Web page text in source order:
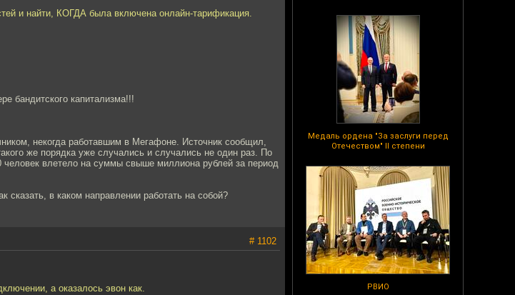
Медаль ордена "За заслуги перед
Отечеством" II степени
РВИО
и найти, КОГДА была включена онлайн-тарификация.
бандитского капитализма!!!
некогда работавшим в Мегафоне. Источник сообщил,
же порядка уже случались и случались не один раз. По
влетело на суммы свыше миллиона рублей за период
сказать, в каком направлении работать на собой?
# 1102
а оказалось эвон как.